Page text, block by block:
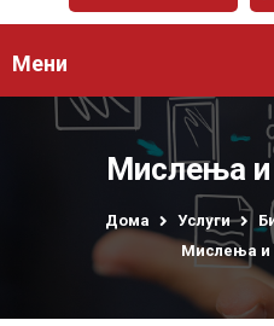
Мени
Мислења и
Дома Услуги
Мислења и